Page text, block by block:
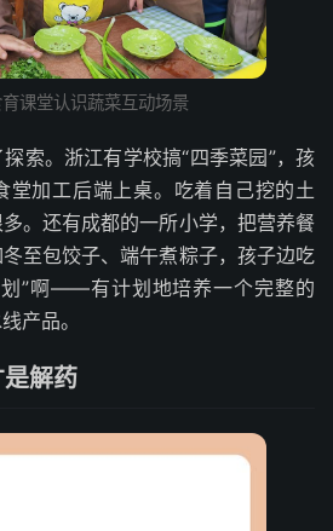
课堂认识蔬菜互动场景
索。浙江有学校搞“四季菜园”，孩
堂加工后端上桌。吃着自己挖的土
。还有成都的一所小学，把营养餐
至包饺子、端午煮粽子，孩子边吃
”啊——有计划地培养一个完整的
产品。
解药